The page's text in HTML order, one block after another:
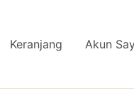
Keranjang Akun